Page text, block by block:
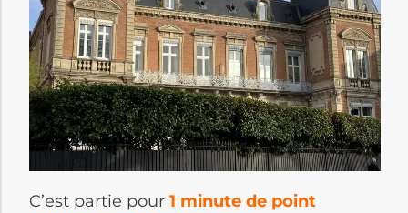
C’est partie pour 1 minute de point